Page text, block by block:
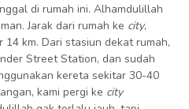
di rumah ini. Alhamdulillah
Jarak dari rumah ke city,
km. Dari stasiun dekat rumah,
Street Station, dan sudah
kereta sekitar 30-40
kami pergi ke city